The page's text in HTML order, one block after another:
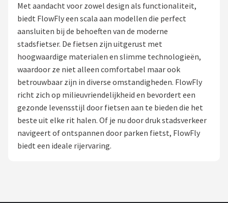
Fietsroutes
Kinderfietsen
Stadsfietsen
Elektrische fietsen
Mountainbikes
Shop
Met aandacht voor zowel design als functionaliteit,
biedt FlowFly een scala aan modellen die perfect
aansluiten bij de behoeften van de moderne
stadsfietser. De fietsen zijn uitgerust met
hoogwaardige materialen en slimme technologieën,
waardoor ze niet alleen comfortabel maar ook
betrouwbaar zijn in diverse omstandigheden. FlowFly
richt zich op milieuvriendelijkheid en bevordert een
gezonde levensstijl door fietsen aan te bieden die het
beste uit elke rit halen. Of je nu door druk stadsverkeer
navigeert of ontspannen door parken fietst, FlowFly
biedt een ideale rijervaring.